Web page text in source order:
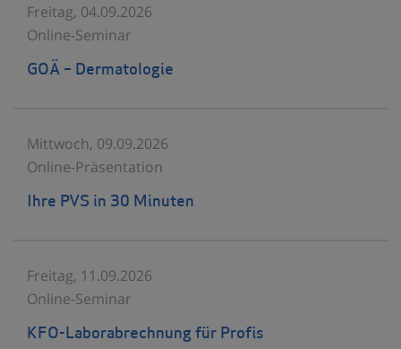
Freitag, 04.09.2026
Online-Seminar
GOÄ – Dermatologie
Mittwoch, 09.09.2026
Online-Präsentation
Ihre PVS in 30 Minuten
Freitag, 11.09.2026
Online-Seminar
KFO-Laborabrechnung für Profis